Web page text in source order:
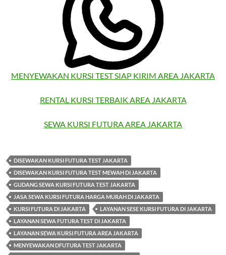
MENYEWAKAN KURSI TEST SIAP KIRIM AREA JAKARTA
RENTAL KURSI TERBAIK AREA JAKARTA
SEWA KURSI FUTURA AREA JAKARTA
DISEWAKAN KURSI FUTURA TEST JAKARTA
DISEWAKAN KURSI FUTURA TEST MEWAH DI JAKARTA
GUDANG SEWA KURSI FUTURA TEST JAKARTA
JASA SEWA KURSI FUTURA HARGA MURAH DI JAKARTA
KURSI FUTURA DI JAKARTA
LAYANAN SESE KURSI FUTURA DI JAKARTA
LAYANAN SEWA FUTURA TEST DI JAKARTA
LAYANAN SEWA KURSI FUTURA AREA JAKARTA
MENYEWAKAN DFUTURA TEST JAKARTA